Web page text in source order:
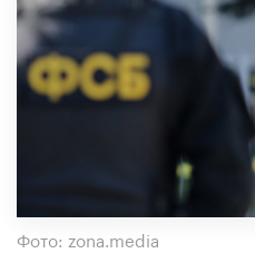
Фото: zona.media